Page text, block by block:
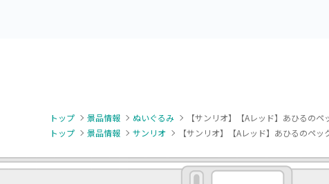
トップ 景品情報 ぬいぐるみ
【サンリオ】【Aレッド】あひるの
トップ
景品情報 サンリオ 【サンリオ】【Aレッド】あひるのペ